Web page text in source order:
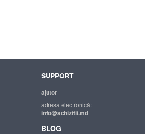
SUPPORT
ajutor
adresa electronică:
info@achizitii.md
BLOG